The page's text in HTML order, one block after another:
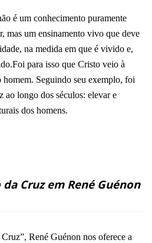
é um conhecimento puramente
mas um ensinamento vivo que deve
na medida em que é vivido e,
para isso que Cristo veio à
homem. Seguindo seu exemplo, foi
ao longo dos séculos: elevar e
dos homens.
Cruz em René Guénon
René Guénon nos oferece a